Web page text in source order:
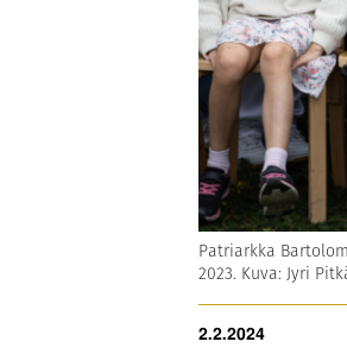
Patriarkka
2023. Kuva: Jyri
2.2.2024